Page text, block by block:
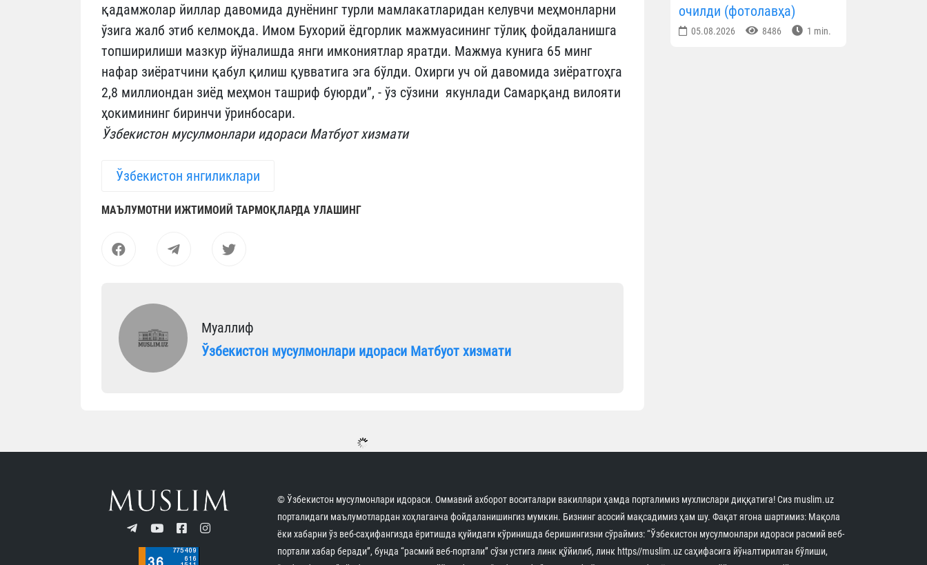
қадамжолар йиллар давомида дунёнинг турли мамлакатларидан келувчи меҳмонларни
ўзига жалб этиб келмоқда. Имом Бухорий ёдгорлик мажмуасининг тўлиқ фойдаланишга
топширилиши мазкур йўналишда янги имкониятлар яратди. Мажмуа кунига 65 минг
нафар зиёратчини қабул қилиш қувватига эга бўлди. Охирги уч ой давомида зиёратгоҳга
2,8 миллиондан зиёд меҳмон ташриф буюрди”, - ўз сўзини якунлади Самарқанд вилояти
ҳокимининг биринчи ўринбосари.
Ўзбекистон мусулмонлари идораси Матбуот хизмати
Ўзбекистон янгиликлари
МАЪЛУМОТНИ ИЖТИМОИЙ ТАРМОҚЛАРДА УЛАШИНГ
Муаллиф
Ўзбекистон мусулмонлари идораси Матбуот хизмати
очилди (фотолавҳа)
05.08.2026 8486 1 min.
© Ўзбекистон мусулмонлари идораси. Оммавий ахборот воситалари вакиллари ҳамда порталимиз мухлислари диққатига! Сиз muslim.uz
порталидаги маълумотлардан хоҳлаганча фойдаланишингиз мумкин. Бизнинг асосий мақсадимиз ҳам шу. Фақат ягона шартимиз: Мақола
ёки хабарни ўз веб-саҳифангизда ёритишда қуйидаги кўринишда беришингизни сўраймиз: “Ўзбекистон мусулмонлари идораси расмий веб-
портали хабар беради”, бунда “расмий веб-портали” сўзи устига линк қўйилиб, линк https//muslim.uz саҳифасига йўналтирилган бўлиши,